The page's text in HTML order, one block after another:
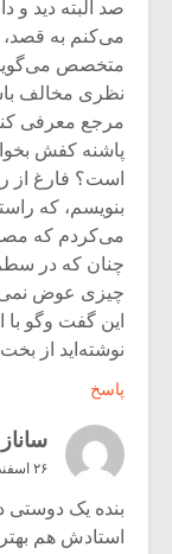
صد البته دید
می‌کنم به قصد،
متخصص می‌گوید.
نظری مخالف
مرجع معرفی
پاشنه کفش
است؟ فارغ از
بنویسم، که
می‌کردم که
چنان که در سطر
چیزی عوض
این گفت وگو با
نوشته‌اید از
پاسخ
ساناز
۲۶ اسفند ۱۳۸۵ در ۱:۰۳ ب٫ظ
بنده یک دوستی
استادش هم